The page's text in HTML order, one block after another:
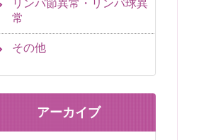
リンパ節異常・リンパ球異
常
その他
アーカイブ